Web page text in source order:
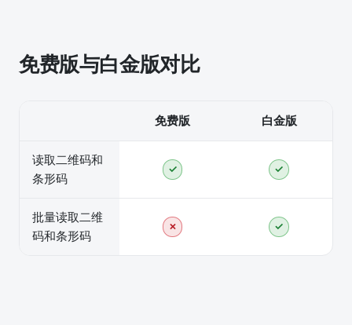
免费版与白金版对比
免费版 白金版
读取二维码和
条形码
✓ ✓
批量读取二维
码和条形码
✗ ✓